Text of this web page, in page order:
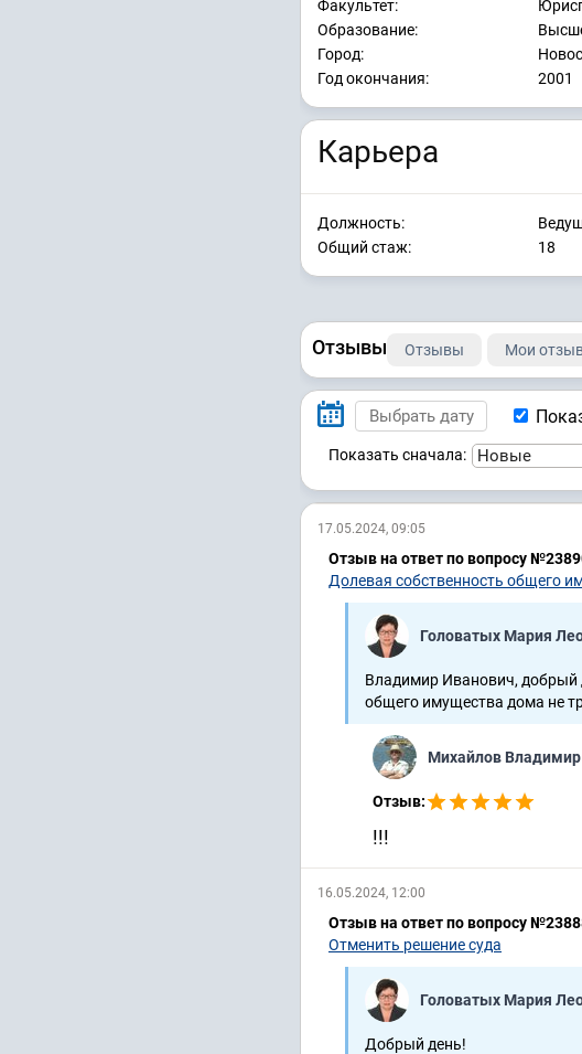
Факультет:
Образование:
Город:
Год окончания:
2001
Карьера
Должность:
Общий стаж:
18
Отзывы Отзывы Мои
Показать сначала:
17.05.2024, 09:05
Отзыв на ответ по вопросу
Долевая собственность общего
Головатых Мария
Владимир Иванович, добрый
общего имущества дома не
Михайлов
Отзыв:
!!!
16.05.2024, 12:00
Отзыв на ответ по вопросу
Отменить решение суда
Головатых Мария
Добрый день!